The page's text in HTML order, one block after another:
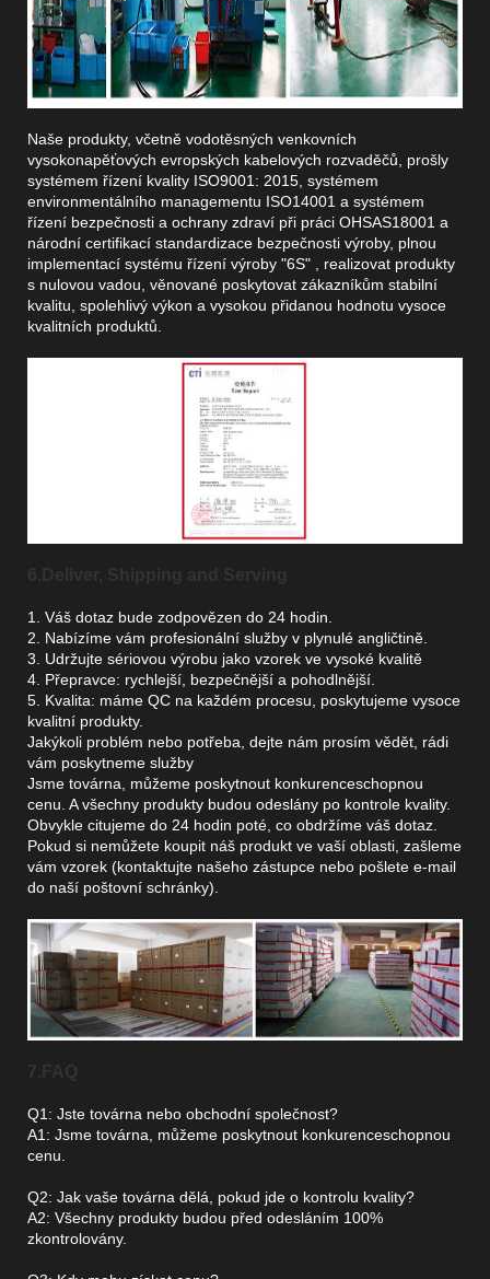
Naše produkty, včetně vodotěsných venkovních
vysokonapěťových evropských kabelových rozvaděčů, prošly
systémem řízení kvality ISO9001: 2015, systémem
environmentálního managementu ISO14001 a systémem
řízení bezpečnosti a ochrany zdraví při práci OHSAS18001 a
národní certifikací standardizace bezpečnosti výroby, plnou
implementací systému řízení výroby "6S" , realizovat produkty
s nulovou vadou, věnované poskytovat zákazníkům stabilní
kvalitu, spolehlivý výkon a vysokou přidanou hodnotu vysoce
kvalitních produktů.
1. Váš dotaz bude zodpovězen do 24 hodin.
2. Nabízíme vám profesionální služby v plynulé angličtině.
3. Udržujte sériovou výrobu jako vzorek ve vysoké kvalitě
4. Přepravce: rychlejší, bezpečnější a pohodlnější.
5. Kvalita: máme QC na každém procesu, poskytujeme vysoce
kvalitní produkty.
Jakýkoli problém nebo potřeba, dejte nám prosím vědět, rádi
vám poskytneme služby
Jsme továrna, můžeme poskytnout konkurenceschopnou
cenu. A všechny produkty budou odeslány po kontrole kvality.
Obvykle citujeme do 24 hodin poté, co obdržíme váš dotaz.
Pokud si nemůžete koupit náš produkt ve vaší oblasti, zašleme
vám vzorek (kontaktujte našeho zástupce nebo pošlete e-mail
do naší poštovní schránky).
Q1: Jste továrna nebo obchodní společnost?
A1: Jsme továrna, můžeme poskytnout konkurenceschopnou
cenu.
Q2: Jak vaše továrna dělá, pokud jde o kontrolu kvality?
A2: Všechny produkty budou před odesláním 100%
zkontrolovány.